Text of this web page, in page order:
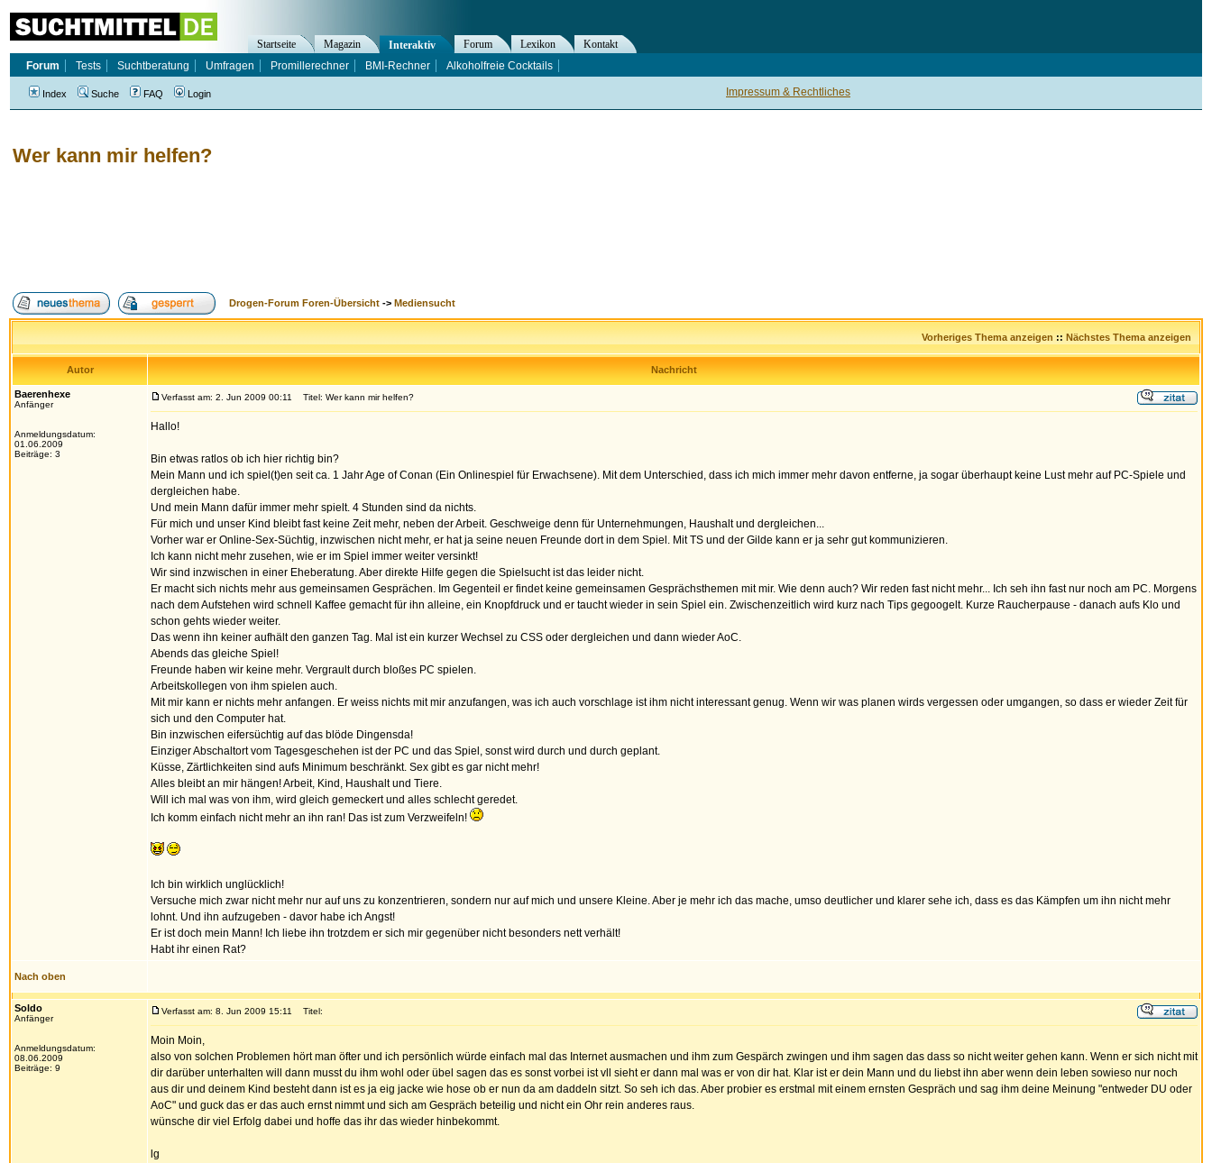
Wer kann mir helfen?
Drogen-Forum Foren-Übersicht -> Mediensucht
Vorheriges Thema anzeigen :: Nächstes Thema anzeigen
Autor Nachricht
Baerenhexe
Anfänger
Anmeldungsdatum:
01.06.2009
Beiträge: 3
Verfasst am: 2. Jun 2009 00:11 Titel: Wer kann mir helfen?
Hallo!
Bin etwas ratlos ob ich hier richtig bin?
Mein Mann und ich spiel(t)en seit ca. 1 Jahr Age of Conan (Ein Onlinespiel für Erwachsene). Mit dem Unterschied, dass ich mich immer mehr davon entferne, ja sogar überhaupt keine Lust mehr auf PC-Spiele und
dergleichen habe.
Und mein Mann dafür immer mehr spielt. 4 Stunden sind da nichts.
Für mich und unser Kind bleibt fast keine Zeit mehr, neben der Arbeit. Geschweige denn für Unternehmungen, Haushalt und dergleichen...
Vorher war er Online-Sex-Süchtig, inzwischen nicht mehr, er hat ja seine neuen Freunde dort in dem Spiel. Mit TS und der Gilde kann er ja sehr gut kommunizieren.
Ich kann nicht mehr zusehen, wie er im Spiel immer weiter versinkt!
Wir sind inzwischen in einer Eheberatung. Aber direkte Hilfe gegen die Spielsucht ist das leider nicht.
Er macht sich nichts mehr aus gemeinsamen Gesprächen. Im Gegenteil er findet keine gemeinsamen Gesprächsthemen mit mir. Wie denn auch? Wir reden fast nicht mehr... Ich seh ihn fast nur noch am PC. Morgens
nach dem Aufstehen wird schnell Kaffee gemacht für ihn alleine, ein Knopfdruck und er taucht wieder in sein Spiel ein. Zwischenzeitlich wird kurz nach Tips gegoogelt. Kurze Raucherpause - danach aufs Klo und
schon gehts wieder weiter.
Das wenn ihn keiner aufhält den ganzen Tag. Mal ist ein kurzer Wechsel zu CSS oder dergleichen und dann wieder AoC.
Abends das gleiche Spiel!
Freunde haben wir keine mehr. Vergrault durch bloßes PC spielen.
Arbeitskollegen von ihm spielen auch.
Mit mir kann er nichts mehr anfangen. Er weiss nichts mit mir anzufangen, was ich auch vorschlage ist ihm nicht interessant genug. Wenn wir was planen wirds vergessen oder umgangen, so dass er wieder Zeit für
sich und den Computer hat.
Bin inzwischen eifersüchtig auf das blöde Dingensda!
Einziger Abschaltort vom Tagesgeschehen ist der PC und das Spiel, sonst wird durch und durch geplant.
Küsse, Zärtlichkeiten sind aufs Minimum beschränkt. Sex gibt es gar nicht mehr!
Alles bleibt an mir hängen! Arbeit, Kind, Haushalt und Tiere.
Will ich mal was von ihm, wird gleich gemeckert und alles schlecht geredet.
Ich komm einfach nicht mehr an ihn ran! Das ist zum Verzweifeln!
Ich bin wirklich unglücklich!
Versuche mich zwar nicht mehr nur auf uns zu konzentrieren, sondern nur auf mich und unsere Kleine. Aber je mehr ich das mache, umso deutlicher und klarer sehe ich, dass es das Kämpfen um ihn nicht mehr
lohnt. Und ihn aufzugeben - davor habe ich Angst!
Er ist doch mein Mann! Ich liebe ihn trotzdem er sich mir gegenüber nicht besonders nett verhält!
Habt ihr einen Rat?
Nach oben
Soldo
Anfänger
Anmeldungsdatum:
08.06.2009
Beiträge: 9
Verfasst am: 8. Jun 2009 15:11 Titel:
Moin Moin,
also von solchen Problemen hört man öfter und ich persönlich würde einfach mal das Internet ausmachen und ihm zum Gespärch zwingen und ihm sagen das dass so nicht weiter gehen kann. Wenn er sich nicht mit
dir darüber unterhalten will dann musst du ihm wohl oder übel sagen das es sonst vorbei ist vll sieht er dann mal was er von dir hat. Klar ist er dein Mann und du liebst ihn aber wenn dein leben sowieso nur noch
aus dir und deinem Kind besteht dann ist es ja eig jacke wie hose ob er nun da am daddeln sitzt. So seh ich das. Aber probier es erstmal mit einem ernsten Gespräch und sag ihm deine Meinung "entweder DU oder
AoC" und guck das er das auch ernst nimmt und sich am Gespräch beteilig und nicht ein Ohr rein anderes raus.
wünsche dir viel Erfolg dabei und hoffe das ihr das wieder hinbekommt.
lg
Impressum & Rechtliches
Startseite Magazin Interaktiv Forum Lexikon
Kontakt
Forum
Tests Suchtberatung Umfragen Promillerechner BMI-Rechner Alkoholfreie Cocktails
Index Suche FAQ Login